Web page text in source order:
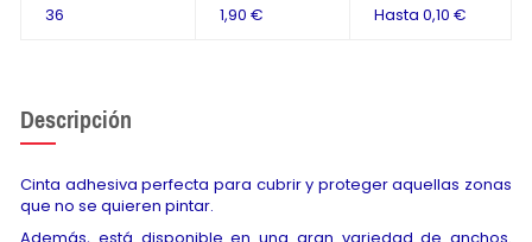
36 1,90 € Hasta 0,10 €
Descripción
Cinta adhesiva perfecta para cubrir y proteger aquellas zonas
que no se quieren pintar.